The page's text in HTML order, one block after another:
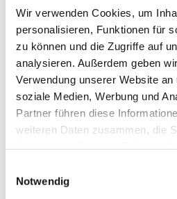
Wir verwenden Cookies, um
personalisieren, Funktionen für
zu können und die Zugriffe auf
analysieren. Außerdem geben
Verwendung unserer Website
soziale Medien, Werbung und
Partner führen diese
weiteren Daten zusammen, die
Notwendig
den wir mit neuen Ideen und
Herausforderungen von
Und dazu ist das Netzwerk
kommen auf der einen Seite
Glasverarbeiter und auf der
Innovationskraft der
Frank Wulfmeier:In der
können wir gemeinsam die